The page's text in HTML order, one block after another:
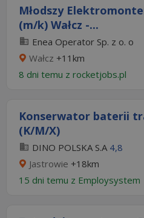
Młodszy
(m/k) Wałcz -...
Enea Operator Sp. z o. o
Wałcz +11km
8 dni temu z rocketjobs.pl
Konserwator baterii
(K/M/X)
DINO POLSKA S.A 4,8
Jastrowie +18km
15 dni temu z Employsystem